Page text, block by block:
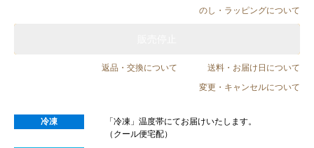
のし・ラッピングについて
返品・交換について
送料・お届け日について
変更・キャンセルについて
冷凍
「冷凍」温度帯にてお届けいたします。
（クール便宅配）